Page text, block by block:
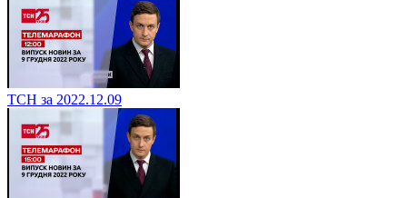
ТСН за 2022.12.09